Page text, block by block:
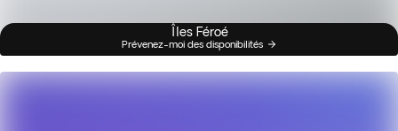
Îles Féroé
Prévenez-moi des disponibilités